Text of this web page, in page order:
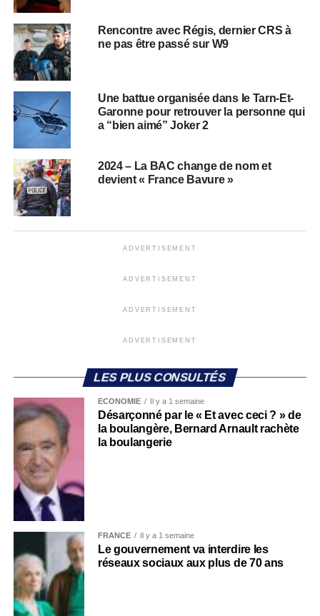
Rencontre avec Régis, dernier CRS à
ne pas être passé sur W9
Une battue organisée dans le Tarn-Et-
Garonne pour retrouver la personne qui
a “bien aimé” Joker 2
2024 – La BAC change de nom et
devient « France Bavure »
ADVERTISEMENT
ADVERTISEMENT
ADVERTISEMENT
ADVERTISEMENT
LES PLUS CONSULTÉS
ECONOMIE Il y a 1 semaine
Désarçonné par le « Et avec ceci ? » de
la boulangère, Bernard Arnault rachète
la boulangerie
FRANCE Il y a 1 semaine
Le gouvernement va interdire les
réseaux sociaux aux plus de 70 ans